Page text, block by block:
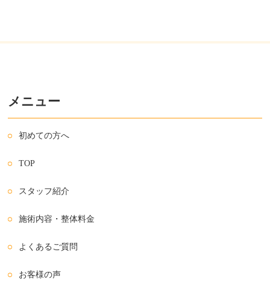
メニュー
初めての方へ
TOP
スタッフ紹介
施術内容・整体料金
よくあるご質問
お客様の声